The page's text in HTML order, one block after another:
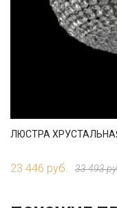
ЛЮСТРА ХРУСТАЛЬНАЯ
23 446 руб. 33 493